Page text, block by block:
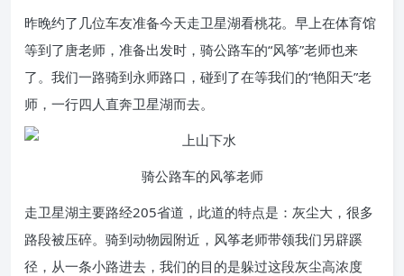
昨晚约了几位车友准备今天走卫星湖看桃花。早上在体育馆
等到了唐老师，准备出发时，骑公路车的“风筝”老师也来
了。我们一路骑到永师路口，碰到了在等我们的“艳阳天”老
师，一行四人直奔卫星湖而去。
骑公路车的风筝老师
走卫星湖主要路经205省道，此道的特点是：灰尘大，很多
路段被压碎。骑到动物园附近，风筝老师带领我们另辟蹊
径，从一条小路进去，我们的目的是躲过这段灰尘高浓度